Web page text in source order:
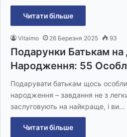
Читати більше
Vitaimo 26 Березня 2025 93
Подарунки Батькам
Народження: 55
Подарувати батькам щось
народження – завдання не з
заслуговують на найкраще, і ви…
Читати більше